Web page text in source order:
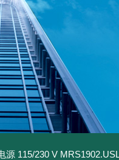
源 115/230 V